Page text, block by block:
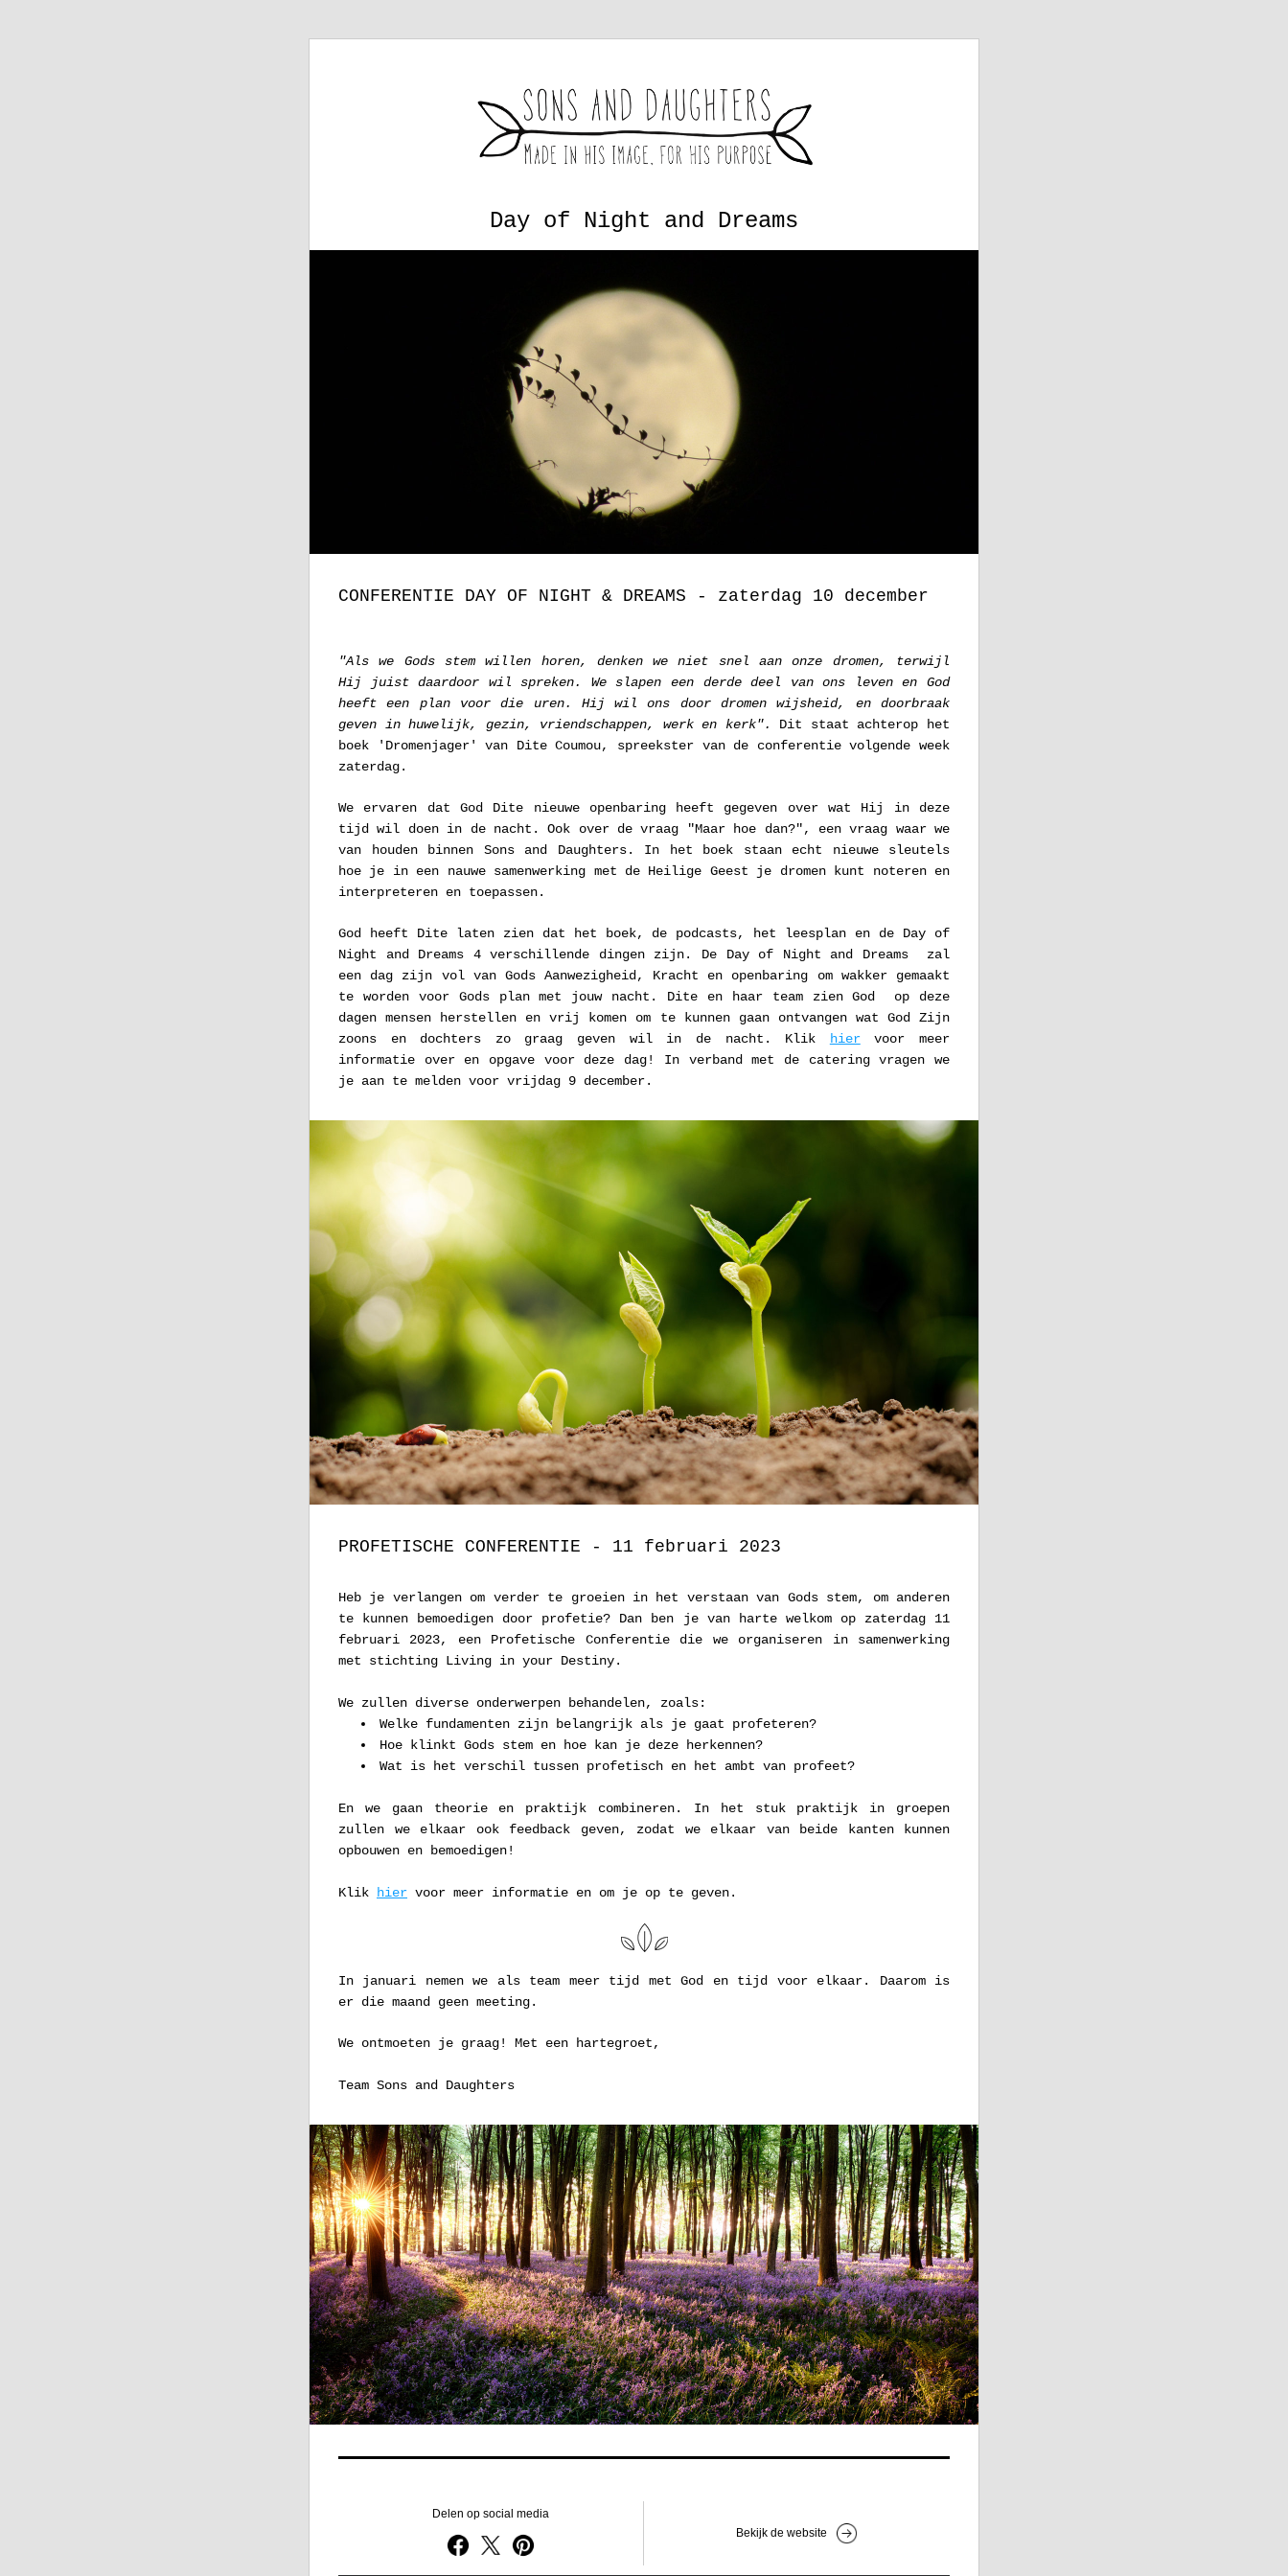
Day of Night and Dreams
CONFERENTIE DAY OF NIGHT & DREAMS - zaterdag 10 december
"Als we Gods stem willen horen, denken we niet snel aan onze dromen, terwijl
Hij juist daardoor wil spreken. We slapen een derde deel van ons leven en God
heeft een plan voor die uren. Hij wil ons door dromen wijsheid, en doorbraak
geven in huwelijk, gezin, vriendschappen, werk en kerk". Dit staat achterop het
boek 'Dromenjager' van Dite Coumou, spreekster van de conferentie volgende week
zaterdag.
We ervaren dat God Dite nieuwe openbaring heeft gegeven over wat Hij in deze
tijd wil doen in de nacht. Ook over de vraag "Maar hoe dan?", een vraag waar we
van houden binnen Sons and Daughters. In het boek staan echt nieuwe sleutels
hoe je in een nauwe samenwerking met de Heilige Geest je dromen kunt noteren en
interpreteren en toepassen.
God heeft Dite laten zien dat het boek, de podcasts, het leesplan en de Day of
Night and Dreams 4 verschillende dingen zijn. De Day of Night and Dreams  zal
een dag zijn vol van Gods Aanwezigheid, Kracht en openbaring om wakker gemaakt
te worden voor Gods plan met jouw nacht. Dite en haar team zien God  op deze
dagen mensen herstellen en vrij komen om te kunnen gaan ontvangen wat God Zijn
zoons en dochters zo graag geven wil in de nacht. Klik
hier voor meer
informatie over en opgave voor deze dag! In verband met de catering vragen we
je aan te melden voor vrijdag 9 december.
PROFETISCHE CONFERENTIE - 11 februari 2023
Heb je verlangen om verder te groeien in het verstaan van Gods stem, om anderen
te kunnen bemoedigen door profetie? Dan ben je van harte welkom op zaterdag 11
februari 2023, een Profetische Conferentie die we organiseren in samenwerking
met stichting Living in your Destiny.
We zullen diverse onderwerpen behandelen, zoals:
Welke fundamenten zijn belangrijk als je gaat profeteren?
Hoe klinkt Gods stem en hoe kan je deze herkennen?
Wat is het verschil tussen profetisch en het ambt van profeet?
En we gaan theorie en praktijk combineren. In het stuk praktijk in groepen
zullen we elkaar ook feedback geven, zodat we elkaar van beide kanten kunnen
opbouwen en bemoedigen!
Klik hier voor meer informatie en om je op te geven.
In januari nemen we als team meer tijd met God en tijd voor elkaar. Daarom is
er die maand geen meeting.
We ontmoeten je graag! Met een hartegroet,
Team Sons and Daughters
Delen op social media
Bekijk de website